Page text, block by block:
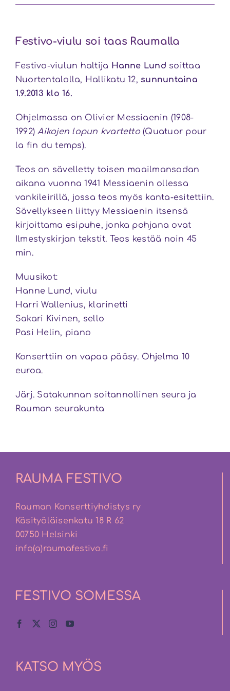
Festivo-viulu soi taas Raumalla
Festivo-viulun haltija Hanne Lund soittaa
Nuortentalolla, Hallikatu 12, sunnuntaina
1.9.2013 klo 16.
Ohjelmassa on Olivier Messiaenin (1908-
1992)Aikojen lopun kvartetto(Quatuor pour
la fin du temps).
Teos on sävelletty toisen maailmansodan
aikana vuonna 1941 Messiaenin ollessa
vankileirillä, jossa teos myös kanta-esitettiin.
Sävellykseen liittyy Messiaenin itsensä
kirjoittama esipuhe, jonka pohjana ovat
Ilmestyskirjan tekstit. Teos kestää noin 45
min.
Muusikot:
Hanne Lund, viulu
Harri Wallenius, klarinetti
Sakari Kivinen, sello
Pasi Helin, piano
Konserttiin on vapaa pääsy. Ohjelma 10
euroa.
Järj. Satakunnan soitannollinen seura ja
Rauman seurakunta
RAUMA FESTIVO
Rauman Konserttiyhdistys ry
Käsityöläisenkatu 18 R 62
00750 Helsinki
info(a)raumafestivo.fi
FESTIVO SOMESSA
KATSO MYÖS